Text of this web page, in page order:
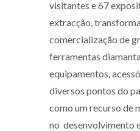
visitantes e 67
extracção,
comercialização de
ferramentas
equipamentos,
diversos pontos do
como um recurso de
no desenvolvimento